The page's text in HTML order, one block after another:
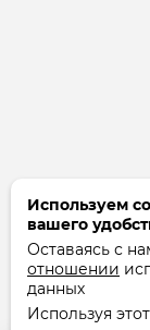
Используем
вашего
Оставаясь с
отношении
данных
Используя